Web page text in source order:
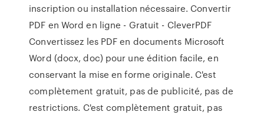
inscription ou installation nécessaire. Convertir
PDF en Word en ligne - Gratuit - CleverPDF
Convertissez les PDF en documents Microsoft
Word (docx, doc) pour une édition facile, en
conservant la mise en forme originale. C'est
complètement gratuit, pas de publicité, pas de
restrictions. C'est complètement gratuit, pas